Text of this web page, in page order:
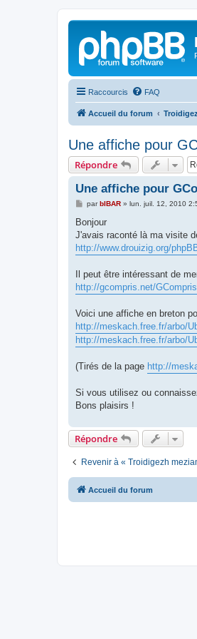
Raccourcis FAQ
Accueil du forum
Une affiche pour
Répondre
Une affiche pour
M
s
a
g
e
parbIBAR» lun. juil. 12, 2010
Bonjour
J'avais raconté là ma visite
http://www.drouizig.org/
Il peut être intéressant de
http://gcompris.net/
Voici une affiche en breton
http://meskach.free.fr/arbo/
http://meskach.free.fr/arbo/
(Tirés de la page http://
Si vous utilisez ou
Bons plaisirs !
Répondre
Revenir à « Troidigezh
Accueil du forum